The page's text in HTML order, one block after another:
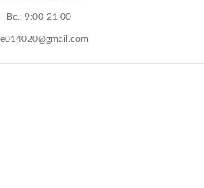
Вс.: 9:00-21:00